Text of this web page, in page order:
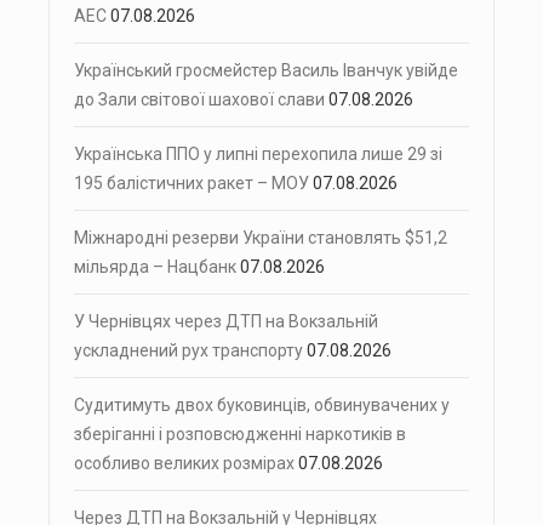
АЕС07.08.2026
Український гросмейстер Василь Іванчук увійде
до Зали світової шахової слави 07.08.2026
Українська ППО у липні перехопила лише 29 зі
195 балістичних ракет – МОУ07.08.2026
Міжнародні резерви України становлять $51,2
мільярда – Нацбанк07.08.2026
У Чернівцях через ДТП на Вокзальній
ускладнений рух транспорту07.08.2026
Судитимуть двох буковинців, обвинувачених у
зберіганні і розповсюдженні наркотиків в
особливо великих розмірах07.08.2026
Через ДТП на Вокзальній у Чернівцях